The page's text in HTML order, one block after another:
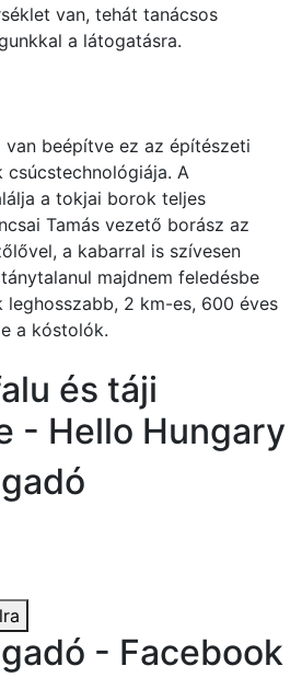
van, tehát tanácsos
a látogatásra.
beépítve ez az építészeti
csúcstechnológiája. A
a tokjai borok teljes
Tamás vezető borász az
a kabarral is szívesen
majdnem feledésbe
leghosszabb, 2 km-es, 600 éves
a kóstolók.
és táji
- Hello Hungary
- Facebook